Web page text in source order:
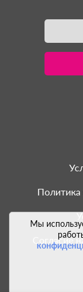
Мы
Согласие